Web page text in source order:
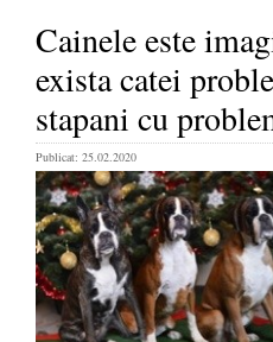
Cainele este
exista catei
stapani cu
Publicat: 25.02.2020